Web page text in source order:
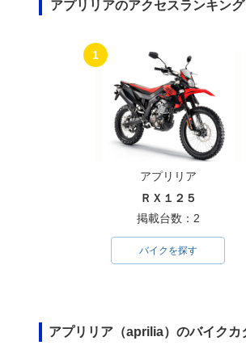
アプリリアのアクセスランキング
1
アプリリア
ＲＸ１２５
掲載台数：2
バイクを探す
アプリリア（aprilia）のバイクカ